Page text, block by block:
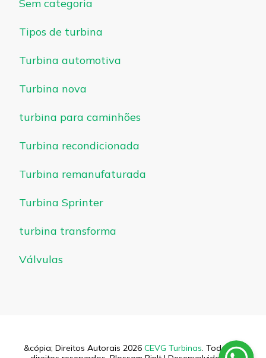
Sem categoria
Tipos de turbina
Turbina automotiva
Turbina nova
turbina para caminhões
Turbina recondicionada
Turbina remanufaturada
Turbina Sprinter
turbina transforma
Válvulas
&cópia; Direitos Autorais 2026 CEVG Turbinas. Todos os